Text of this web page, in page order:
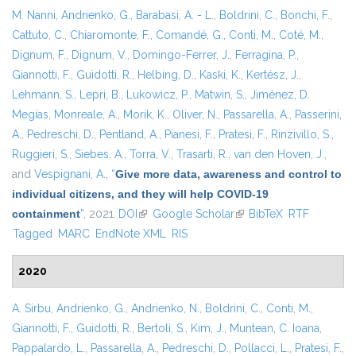
M. Nanni, Andrienko, G., Barabasi, A. - L., Boldrini, C., Bonchi, F.,
Cattuto, C., Chiaromonte, F., Comandé, G., Conti, M., Coté, M.,
Dignum, F., Dignum, V., Domingo-Ferrer, J., Ferragina, P.,
Giannotti, F., Guidotti, R., Helbing, D., Kaski, K., Kertész, J.,
Lehmann, S., Lepri, B., Lukowicz, P., Matwin, S., Jiménez, D.
Megías, Monreale, A., Morik, K., Oliver, N., Passarella, A., Passerini,
A., Pedreschi, D., Pentland, A., Pianesi, F., Pratesi, F., Rinzivillo, S.,
Ruggieri, S., Siebes, A., Torra, V., Trasarti, R., van den Hoven, J.,
and Vespignani, A., “Give more data, awareness and control to
individual citizens, and they will help COVID-19
containment”, 2021. DOI (link is external)
Google Scholar(link is external)
BibTeX RTF
Tagged MARC EndNote XML RIS
2020
A. Sirbu, Andrienko, G., Andrienko, N., Boldrini, C., Conti, M.,
Giannotti, F., Guidotti, R., Bertoli, S., Kim, J., Muntean, C. Ioana,
Pappalardo, L., Passarella, A., Pedreschi, D., Pollacci, L., Pratesi, F.,